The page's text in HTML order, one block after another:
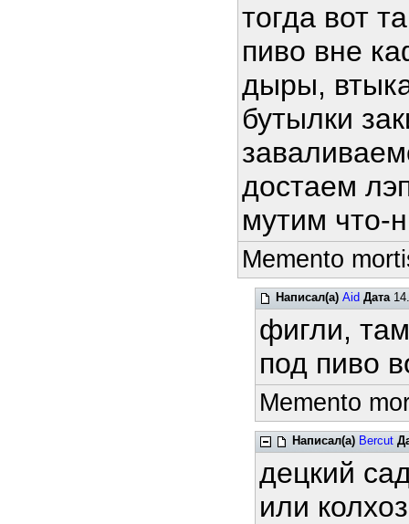
тогда вот
пиво вне
дыры,
бутылки
достаем
мутим что-
Memento
Написал(а) Aid Дата
фигли,
под пиво
Memento
Написал(а) Bercut
децкий
или